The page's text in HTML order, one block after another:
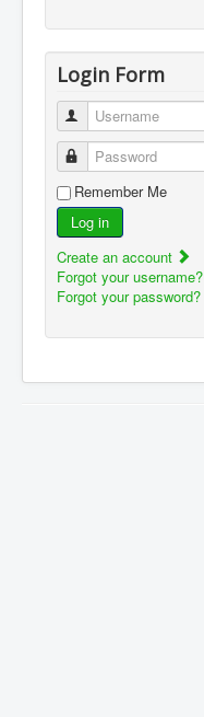
Login Form
Username
Password
Remember Me
Log in
Create an account
Forgot your username?
Forgot your password?